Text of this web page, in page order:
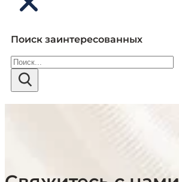
Поиск заинтересованных
Поиск